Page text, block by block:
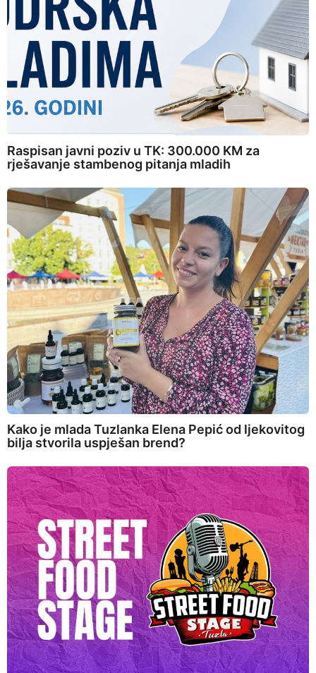
Raspisan javni poziv u TK: 300.000 KM za
rješavanje stambenog pitanja mladih
Kako je mlada Tuzlanka Elena Pepić od ljekovitog
bilja stvorila uspješan brend?